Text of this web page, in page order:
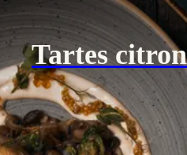
Tartes